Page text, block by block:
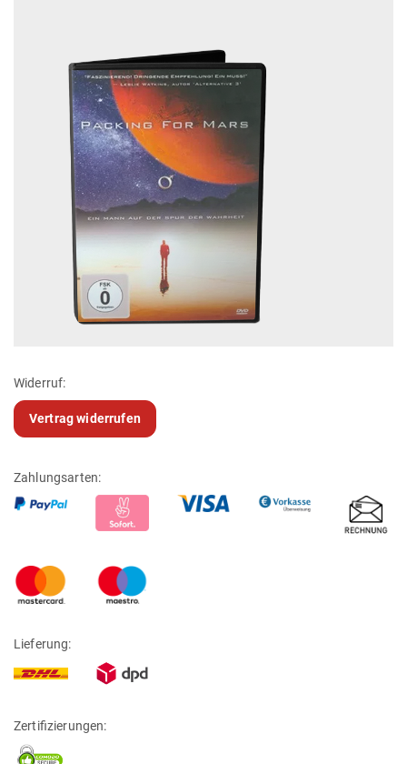
Widerruf:
Vertrag widerrufen
Zahlungsarten:
Lieferung:
Zertifizierungen: